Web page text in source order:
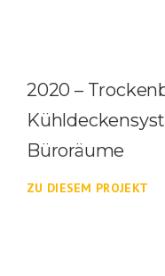
2020 –
Büroräume
ZU DIESEM PROJEKT